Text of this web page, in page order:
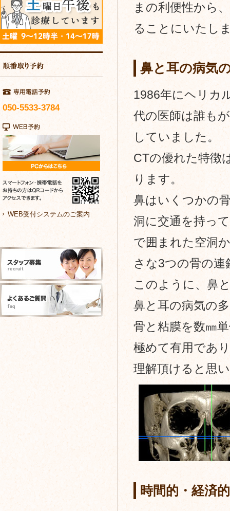
る
か
わ
ク
リ
ニ
ッ
ク
耳
喉
科・
ア
レ
まの利便性から
ることにいたし
鼻と耳の病気
1986年にヘリカ
代の医師は誰も
していました。
CTの優れた特徴
ります。
鼻はいくつかの
洞に交通を持っ
で囲まれた空洞
さな3つの骨の
このように、鼻
鼻と耳の病気の
骨と粘膜を数㎜
極めて有用であ
理解頂けると思
時間的・経済
050-5533-3784
WEB受付システムのご案内